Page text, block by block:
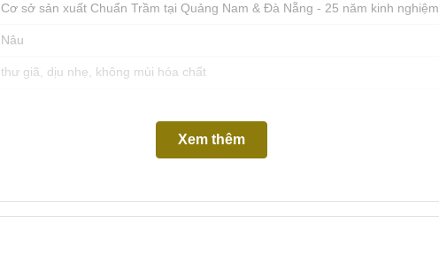
Cơ sở sản xuất Chuẩn Trầm tại Quảng Nam & Đà Nẵng - 25 năm kinh
Nâu
thư giã, dịu nhẹ, không mùi hóa chất
Xem thêm